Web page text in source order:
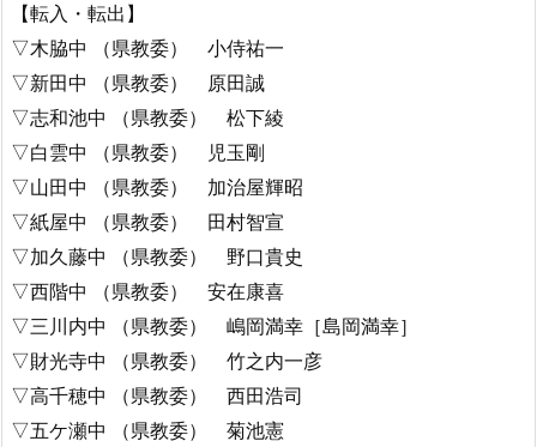
【転入・転出】
▽木脇中 （県教委） 小侍祐一
▽新田中 （県教委） 原田誠
▽志和池中 （県教委） 松下綾
▽白雲中 （県教委） 児玉剛
▽山田中 （県教委） 加治屋輝昭
▽紙屋中 （県教委） 田村智宣
▽加久藤中 （県教委） 野口貴史
▽西階中 （県教委） 安在康喜
▽三川内中 （県教委） 嶋岡満幸［島岡満幸］
▽財光寺中 （県教委） 竹之内一彦
▽高千穂中 （県教委） 西田浩司
▽五ケ瀬中 （県教委） 菊池憲